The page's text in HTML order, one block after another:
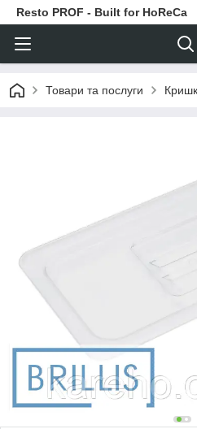
Resto PROF - Built for HoReCa
Товари та послуги